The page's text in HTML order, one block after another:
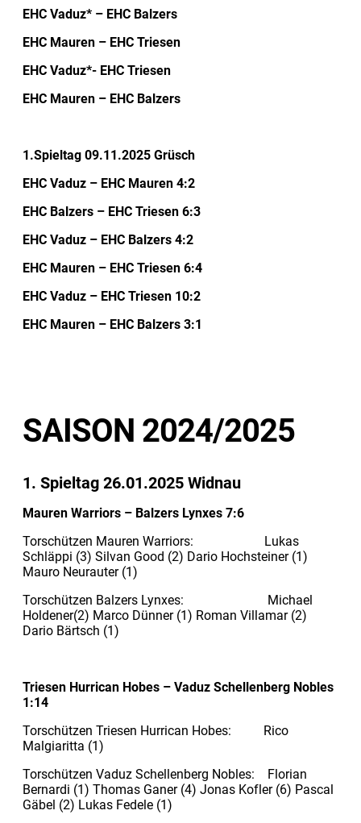
EHC Vaduz* – EHC Balzers
EHC Mauren – EHC Triesen
EHC Vaduz*- EHC Triesen
EHC Mauren – EHC Balzers
1.Spieltag 09.11.2025 Grüsch
EHC Vaduz – EHC Mauren 4:2
EHC Balzers – EHC Triesen 6:3
EHC Vaduz – EHC Balzers 4:2
EHC Mauren – EHC Triesen 6:4
EHC Vaduz – EHC Triesen 10:2
EHC Mauren – EHC Balzers 3:1
SAISON 2024/2025
1. Spieltag 26.01.2025 Widnau
Mauren Warriors – Balzers Lynxes 7:6
Torschützen Mauren Warriors: Lukas
Schläppi (3) Silvan Good (2) Dario Hochsteiner (1)
Mauro Neurauter (1)
Torschützen Balzers Lynxes: Michael
Holdener(2) Marco Dünner (1) Roman Villamar (2)
Dario Bärtsch (1)
Triesen Hurrican Hobes – Vaduz Schellenberg Nobles
1:14
Torschützen Triesen Hurrican Hobes: Rico
Malgiaritta (1)
Torschützen Vaduz Schellenberg Nobles: Florian
Bernardi (1) Thomas Ganer (4) Jonas Kofler (6) Pascal
Gäbel (2) Lukas Fedele (1)